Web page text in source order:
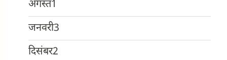
अगस्त1
जनवरी3
दिसंबर2